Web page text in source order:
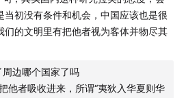
当初没有条件和机会，中国应该也是很
们的文明里有把他者视为客体并物尽其
边哪个国家了吗
他者吸收进来，所谓“夷狄入华夏则华